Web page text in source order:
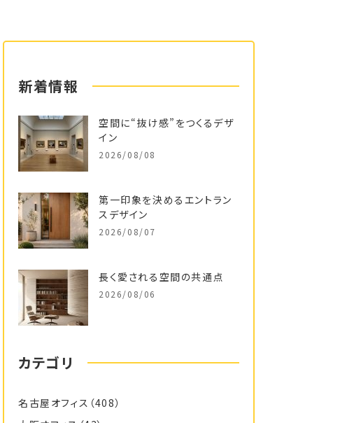
新着情報
空間に“抜け感”をつくるデザ
イン
2026/08/08
第一印象を決めるエントラン
スデザイン
2026/08/07
長く愛される空間の共通点
2026/08/06
カテゴリ
名古屋オフィス （408）